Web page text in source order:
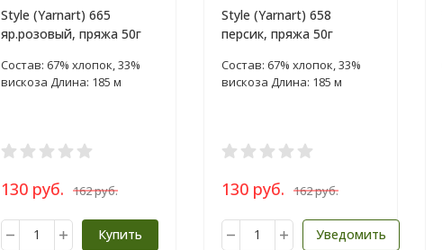
Style (Yarnart) 665
яр.розовый, пряжа 50г
Состав: 67% хлопок, 33%
вискоза Длина: 185 м
130 руб. 162 руб.
Купить
Style (Yarnart) 658
персик, пряжа 50г
Состав: 67% хлопок, 33%
вискоза Длина: 185 м
130 руб. 162 руб.
Уведомить